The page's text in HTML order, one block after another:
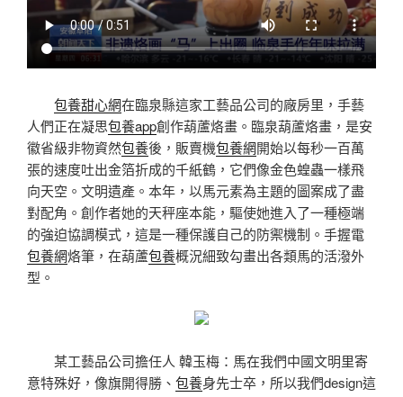
包養甜心網在臨泉縣這家工藝品公司的廠房里，手藝
人們正在凝思包養app創作葫蘆烙畫。臨泉葫蘆烙畫，是安
徽省級非物資然包養後，販賣機包養網開始以每秒一百萬
張的速度吐出金箔折成的千紙鶴，它們像金色蝗蟲一樣飛
向天空。文明遺產。本年，以馬元素為主題的圖案成了盡
對配角。創作者她的天秤座本能，驅使她進入了一種極端
的強迫協調模式，這是一種保護自己的防禦機制。手握電
包養網烙筆，在葫蘆包養概況細致勾畫出各類馬的活潑外
型。
某工藝品公司擔任人 韓玉梅：馬在我們中國文明里寄
意特殊好，像旗開得勝、 包養身先士卒，所以我們design這